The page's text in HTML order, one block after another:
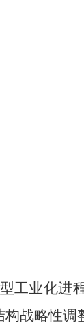
工业化进
战略性